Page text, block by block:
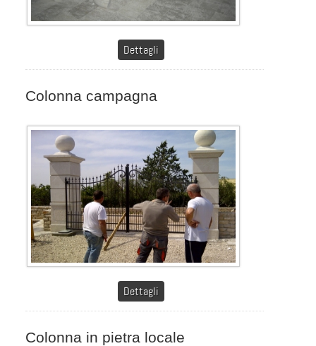
Dettagli
Colonna campagna
Dettagli
Colonna in pietra locale